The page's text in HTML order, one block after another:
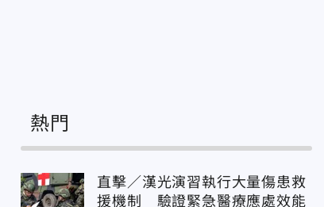
熱門
直擊／漢光演習執行大量傷患救
援機制 驗證緊急醫療應處效能